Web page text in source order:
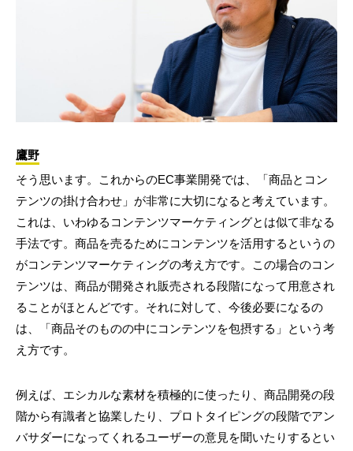
鷹野
そう思います。これからのEC事業開発では、「商品とコン
テンツの掛け合わせ」が非常に大切になると考えています。
これは、いわゆるコンテンツマーケティングとは似て非なる
手法です。商品を売るためにコンテンツを活用するというの
がコンテンツマーケティングの考え方です。この場合のコン
テンツは、商品が開発され販売される段階になって用意され
ることがほとんどです。それに対して、今後必要になるの
は、「商品そのものの中にコンテンツを包摂する」という考
え方です。
例えば、エシカルな素材を積極的に使ったり、商品開発の段
階から有識者と協業したり、プロトタイピングの段階でアン
バサダーになってくれるユーザーの意見を聞いたりするとい